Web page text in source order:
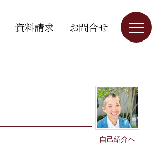
資料請求 お問合せ
自己紹介へ